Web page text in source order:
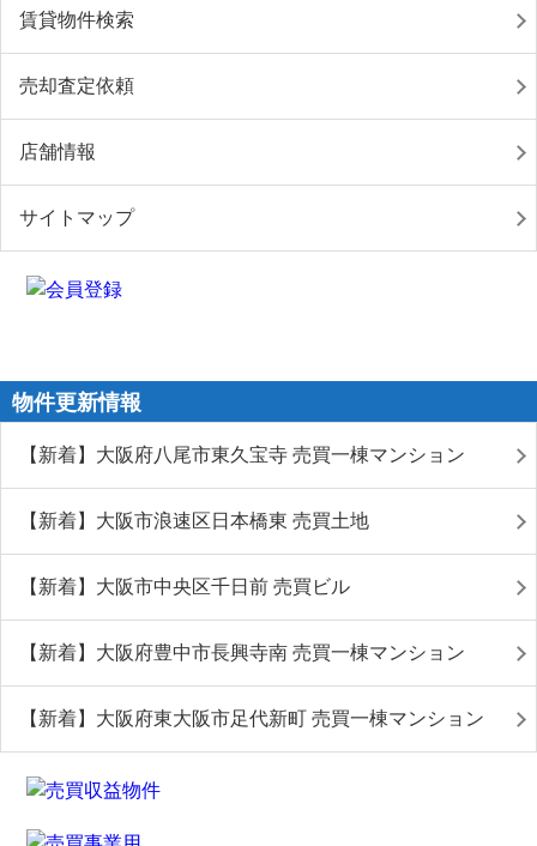
賃貸物件検索
売却査定依頼
店舗情報
サイトマップ
物件更新情報
【新着】大阪府八尾市東久宝寺 売買一棟マンション
【新着】大阪市浪速区日本橋東 売買土地
【新着】大阪市中央区千日前 売買ビル
【新着】大阪府豊中市長興寺南 売買一棟マンション
【新着】大阪府東大阪市足代新町 売買一棟マンション